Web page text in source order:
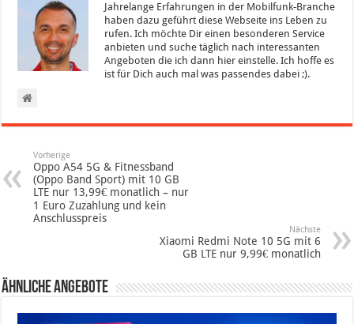
Jahrelange Erfahrungen in der Mobilfunk-Branche
haben dazu geführt diese Webseite ins Leben zu
rufen. Ich möchte Dir einen besonderen Service
anbieten und suche täglich nach interessanten
Angeboten die ich dann hier einstelle. Ich hoffe es
ist für Dich auch mal was passendes dabei ;).
Vorherige
Oppo A54 5G & Fitnessband
(Oppo Band Sport) mit 10 GB
LTE nur 13,99€ monatlich – nur
1 Euro Zuzahlung und kein
Anschlusspreis
Nächste
Xiaomi Redmi Note 10 5G mit 6
GB LTE nur 9,99€ monatlich
Ähnliche Angebote